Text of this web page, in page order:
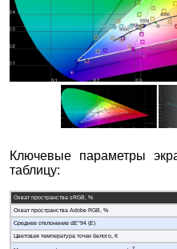
Ключевые параметры
таблицу:
Охват пространства sRGB, %
Охват пространства Adobe RGB, %
Среднее отклонение dE*94 (E)
Цветовая температура точки белого, К